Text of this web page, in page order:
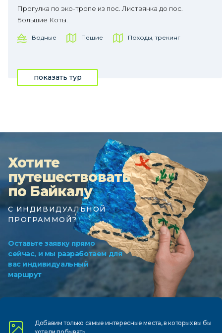
Прогулка по эко-тропе из пос. Листвянка до пос.
Большие Коты.
Водные Пешие Походы, трекинг
показать тур
Хотите
путешествовать
по Байкалу
С ИНДИВИДУАЛЬНОЙ
ПРОГРАММОЙ?
Оставьте заявку прямо
сейчас, и мы разработаем для
вас индивидуальный
маршрут
Добавим только самыеинтересные места, в которыхвы бы